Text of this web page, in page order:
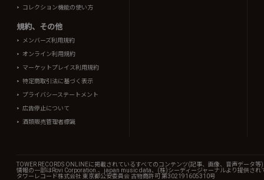
コレクション機能の使い方
規約、その他
メンバーズ利用規約
オンライン利用規約
マーケットプレイス利用規約
特定商取引法に基づく表示
プライバシーステートメント
広告停止について
酒類販売管理者標識
TOWER RECORDS ONLINEに掲載されているすべてのコンテンツ(記事、画像、音声データ
情報の一部はRovi Corporation.、japan music data、(株)シーディージャーナルより提供され
タワーレコード株式会社 東京都公安委員会 古物商許可 第302191605310号